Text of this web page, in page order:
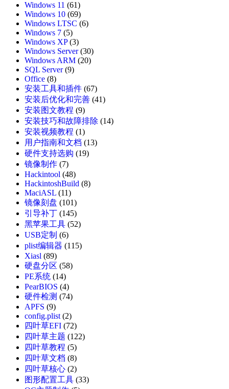
Windows 11 (61)
Windows 10 (69)
Windows LTSC (6)
Windows 7 (5)
Windows XP(3)
Windows Server(30)
Windows ARM (20)
SQL Server(9)
Office (8)
安装工具和插件 (67)
安装后优化和完善 (41)
安装图文教程 (9)
安装技巧和故障排除 (14)
安装视频教程 (1)
用户指南和文档 (13)
硬件支持选购 (19)
镜像制作 (7)
Hackintool (48)
HackintoshBuild (8)
MaciASL (11)
镜像刻盘 (101)
引导补丁 (145)
黑苹果工具 (52)
USB定制 (6)
plist编辑器 (115)
Xiasl (89)
硬盘分区 (58)
PE系统 (14)
PearBIOS (4)
硬件检测 (74)
APFS (9)
config.plist(2)
四叶草EFI (72)
四叶草主题 (122)
四叶草教程 (5)
四叶草文档 (8)
四叶草核心 (2)
图形配置工具 (33)